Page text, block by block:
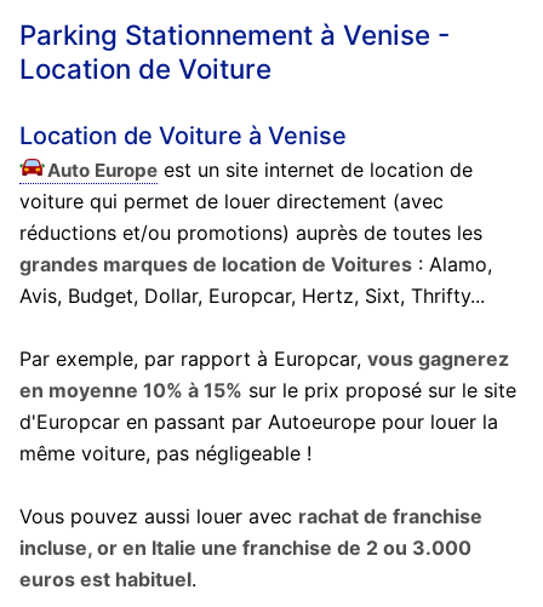
Parking Stationnement à Venise -
Location de Voiture
Location de Voiture à Venise
Auto Europeest un site internet de location de
voiture qui permet de louer directement (avec
réductions et/ou promotions) auprès de toutes les
grandes marques de location de Voitures: Alamo,
Avis, Budget, Dollar, Europcar, Hertz, Sixt, Thrifty...
Par exemple, par rapport à Europcar, vous gagnerez
en moyenne 10% à 15% sur le prix proposé sur le site
d'Europcar en passant par Autoeurope pour louer la
même voiture, pas négligeable !
Vous pouvez aussi louer avec rachat de franchise
incluse, or en Italie une franchise de 2 ou 3.000
euros est habituel.